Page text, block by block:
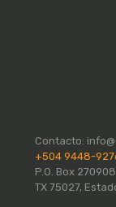
Contacto:
+504 9448-
P.O. Box
TX 75027,